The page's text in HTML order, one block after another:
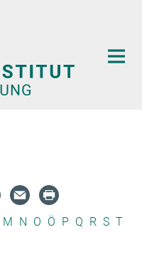
M N O Ö P Q R S T